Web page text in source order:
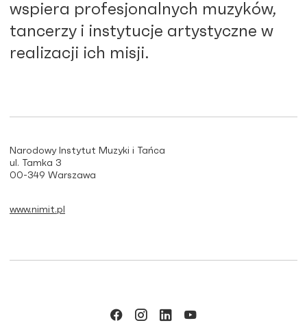
wspiera profesjonalnych muzyków,
tancerzy i instytucje artystyczne w
realizacji ich misji.
Narodowy Instytut Muzyki i Tańca
ul. Tamka 3
00-349 Warszawa
www.nimit.pl